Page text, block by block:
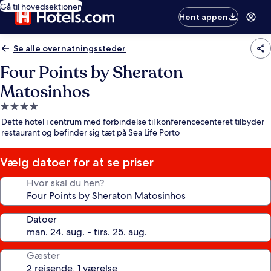
Gå til hovedsektionen
Hent appen
Se alle overnatningssteder
Four Points by Sheraton
Matosinhos
4.0-
stjernet
overnatningssted
Dette hotel i centrum med forbindelse til konferencecenteret tilbyder
restaurant og befinder sig tæt på Sea Life Porto
Vælg datoer for at se priser
Hvor skal du hen?
Datoer
Gæster